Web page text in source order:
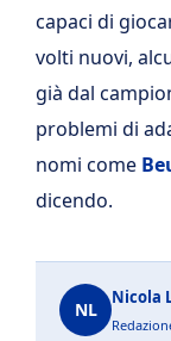
capaci di
volti nuovi,
già dal
problemi di
nomi come
dicendo.
NL
Nicola